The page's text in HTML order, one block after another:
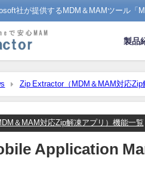
社が提供するMDM＆MAMツール「
製品
Zip Extractor（MDM＆MAM対応Zip
＆MAM対応Zip解凍アプリ）機能一覧
Application